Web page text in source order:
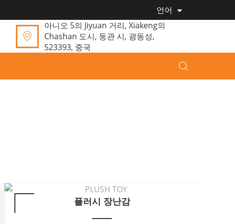
언어
아니오 5의 Jiyuan 거리, Xiakeng의
Chashan 도시, 둥관 시, 광동성,
523393, 중국
플러시 장난감